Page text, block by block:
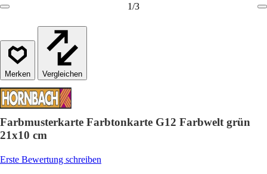
1/3
Vergleichen
Farbmusterkarte Farbtonkarte G12 Farbwelt grün
21x10 cm
Erste Bewertung schreiben